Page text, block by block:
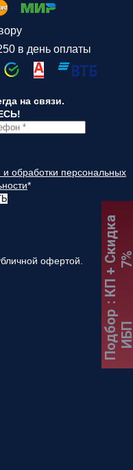
в день оплаты
на связи.
обработки персональных
*
офертой.
Подбор
:
К
П
+
С
к
и
д
к
а
7